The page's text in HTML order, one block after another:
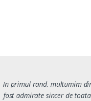
In primul rand, multumim
fost admirate sincer de